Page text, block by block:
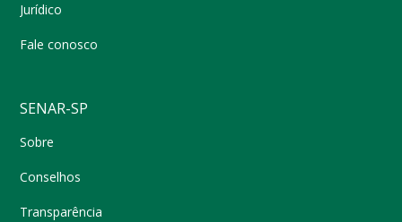
Jurídico
Fale conosco
SENAR-SP
Sobre
Conselhos
Transparência